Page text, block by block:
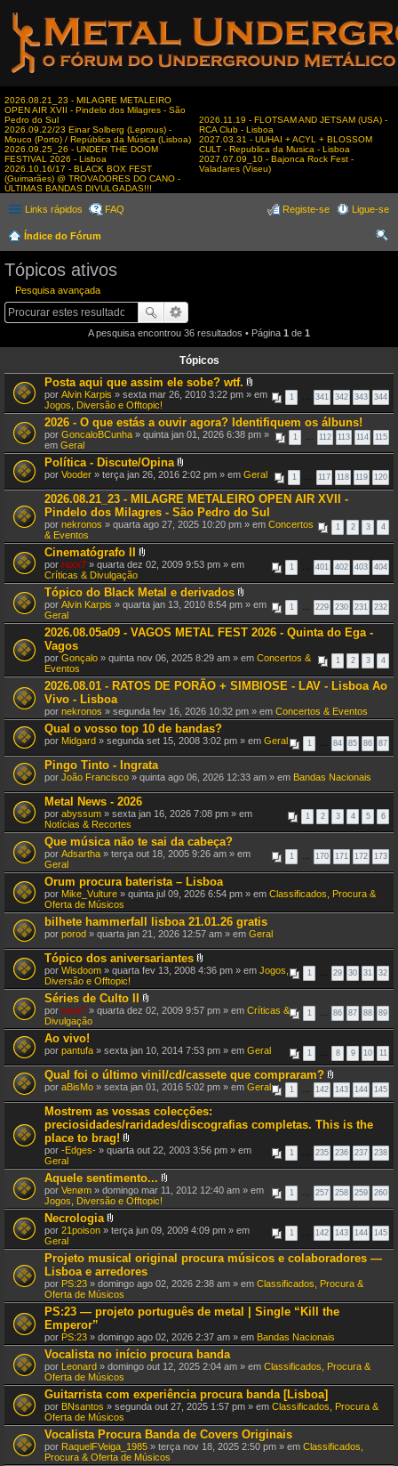
2026.08.21_23 - MILAGRE METALEIRO
OPEN AIR XVII - Pindelo dos Milagres - São
Pedro do Sul
2026.09.22/23 Einar Solberg (Leprous) -
Mouco (Porto) / República da Música (Lisboa)
2026.09.25_26 - UNDER THE DOOM
FESTIVAL 2026 - Lisboa
2026.10.16/17 - BLACK BOX FEST
(Guimarães) @ TROVADORES DO CANO -
ÚLTIMAS BANDAS DIVULGADAS!!!
2026.11.19 - FLOTSAM AND JETSAM (USA) -
RCA Club - Lisboa
2027.03.31 - UUHAI + ACYL + BLOSSOM
CULT - Republica da Musica - Lisboa
2027.07.09_10 - Bajonca Rock Fest -
Valadares (Viseu)
Links rápidos FAQ Ligue-se
Registe-se
Índice do Fórum
Tópicos ativos
Pesquisa avançada
A pesquisa encontrou 36 resultados • Página 1 de 1
Tópicos
Posta aqui que assim ele sobe? wtf.
A
e
x
o
s
1 341 342 343 344
por Alvin Karpis » sexta mar 26, 2010 3:22 pm » em
Jogos, Diversão e Offtopic!
2026 - O que estás a ouvir agora? Identifiquem os álbuns!
1 112 113 114 115
por GoncaloBCunha » quinta jan 01, 2026 6:38 pm »
em Geral
Política - Discute/Opina
A
e
x
o
(
)
1 117 118 119 120
por Vooder » terça jan 26, 2016 2:02 pm » em Geral
2026.08.21_23 - MILAGRE METALEIRO OPEN AIR XVII -
Pindelo dos Milagres - São Pedro do Sul
1 2 3 4
por nekronos » quarta ago 27, 2025 10:20 pm » em Concertos
& Eventos
Cinematógrafo II
A
e
x
o
s
)
1 401 402 403 404
por raxx7 » quarta dez 02, 2009 9:53 pm » em
Críticas & Divulgação
Tópico do Black Metal e derivados
A
e
(
)
1 229 230 231 232
por Alvin Karpis » quarta jan 13, 2010 8:54 pm » em
Geral
2026.08.05a09 - VAGOS METAL FEST 2026 - Quinta do Ega -
Vagos
1 2 3 4
por Gonçalo » quinta nov 06, 2025 8:29 am » em Concertos &
Eventos
2026.08.01 - RATOS DE PORÃO + SIMBIOSE - LAV - Lisboa Ao
Vivo - Lisboa
por nekronos » segunda fev 16, 2026 10:32 pm » em Concertos & Eventos
Qual o vosso top 10 de bandas?
1 84 85 86 87
por Midgard » segunda set 15, 2008 3:02 pm » em Geral
Pingo Tinto - Ingrata
por João Francisco » quinta ago 06, 2026 12:33 am » em Bandas Nacionais
Metal News - 2026
1 2 3 4 5 6
por abyssum » sexta jan 16, 2026 7:08 pm » em
Notícias & Recortes
Que música não te sai da cabeça?
1 170 171 172 173
por Adsartha » terça out 18, 2005 9:26 am » em
Geral
Orum procura baterista – Lisboa
por Mike_Vulture » quinta jul 09, 2026 6:54 pm » em Classificados, Procura &
Oferta de Músicos
bilhete hammerfall lisboa 21.01.26 gratis
por porod » quarta jan 21, 2026 12:57 am » em Geral
Tópico dos aniversariantes
A
e
o
s
1 29 30 31 32
por Wisdoom » quarta fev 13, 2008 4:36 pm » em Jogos,
Diversão e Offtopic!
Séries de Culto II
A
e
o
s
)
1 86 87 88 89
por raxx7 » quarta dez 02, 2009 9:57 pm » em Críticas &
Divulgação
Ao vivo!
1 8 9 10 11
por pantufa » sexta jan 10, 2014 7:53 pm » em Geral
Qual foi o último vinil/cd/cassete que compraram?
A
n
e
o
s
)
1 142 143 144 145
por aBisMo » sexta jan 01, 2016 5:02 pm » em Geral
Mostrem as vossas colecções:
preciosidades/raridades/discografias completas. This is the
place to brag!
A
e
x
o
(
s
1 235 236 237 238
por -Edges- » quarta out 22, 2003 3:56 pm » em
Geral
Aquele sentimento...
A
n
e
o
s
)
1 257 258 259 260
por Venøm » domingo mar 11, 2012 12:40 am » em
Jogos, Diversão e Offtopic!
Necrologia
A
e
x
o
(
s
)
1 142 143 144 145
por 21poison » terça jun 09, 2009 4:09 pm » em
Geral
Projeto musical original procura músicos e colaboradores —
Lisboa e arredores
por PS:23 » domingo ago 02, 2026 2:38 am » em Classificados, Procura &
Oferta de Músicos
PS:23 — projeto português de metal | Single “Kill the
Emperor”
por PS:23 » domingo ago 02, 2026 2:37 am » em Bandas Nacionais
Vocalista no início procura banda
por Leonard » domingo out 12, 2025 2:04 am » em Classificados, Procura &
Oferta de Músicos
Guitarrista com experiência procura banda [Lisboa]
por BNsantos » segunda out 27, 2025 1:57 pm » em Classificados, Procura &
Oferta de Músicos
Vocalista Procura Banda de Covers Originais
por RaquelFVeiga_1985 » terça nov 18, 2025 2:50 pm » em Classificados,
Procura & Oferta de Músicos